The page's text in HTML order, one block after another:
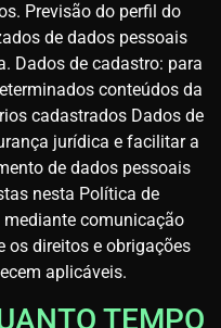
Previsão do perfil do
de dados pessoais
Dados de cadastro: para
conteúdos da
cadastrados Dados de
jurídica e facilitar a
de dados pessoais
nesta Política de
mediante comunicação
os direitos e obrigações
aplicáveis.
TEMPO